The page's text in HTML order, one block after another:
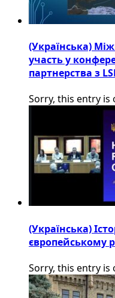
(Українська)
участь у
партнерства з
Sorry, this entry is
(Українська)
європейському
Sorry, this entry is